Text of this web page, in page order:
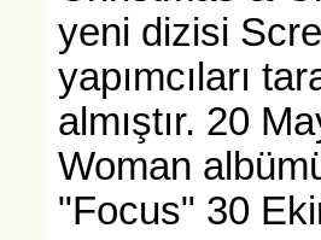
yeni dizisi
yapımcıları
almıştır. 20
Woman
"Focus" 30